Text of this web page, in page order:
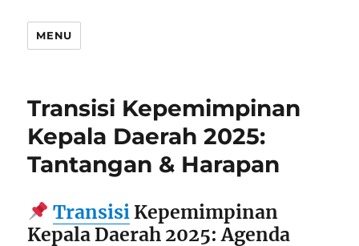
MENU
Transisi Kepemimpinan
Kepala Daerah 2025:
Tantangan & Harapan
TransisiKepemimpinan
Kepala Daerah 2025: Agenda